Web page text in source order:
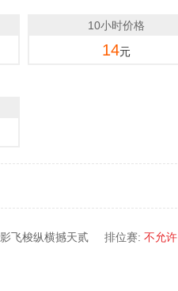
10小时价格
14元
飞梭纵横撼天贰 排位赛: 不允许